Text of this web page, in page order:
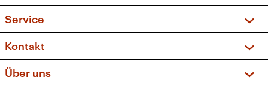
Sendungen und Podcasts
Musikliste
Kakadu – Das Kinderprogramm
Frequenzen (UKW + DAB+)
Service
FAQ
Apps
Newsletter
Kontakt
Social Media
Über uns